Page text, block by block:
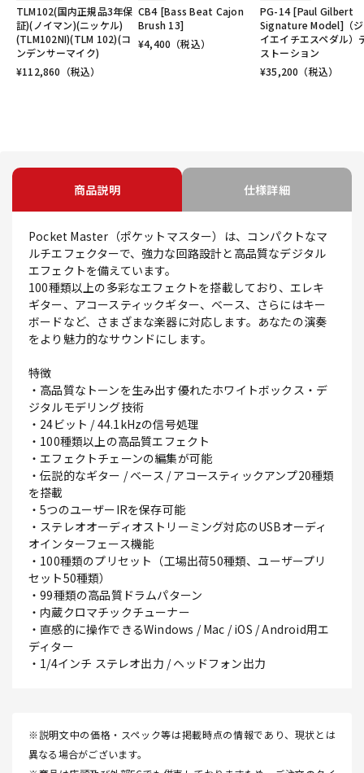
TLM102(国内正規品3年保
証)(ノイマン)(ニッケル)
(TLM102NI)(TLM 102)(コ
ンデンサーマイク)
¥112,860 （税込）
CB4 [Bass Beat Cajon
Brush 13]
¥4,400 （税込）
PG-14 [Paul Gilbert
Signature Model]（
イエイチエスペダル）
ストーション
¥35,200 （税込）
商品説明 仕様詳細
Pocket Master（ポケットマスター）は、コンパクトなマ
ルチエフェクターで、強力な回路設計と高品質なデジタル
エフェクトを備えています。
100種類以上の多彩なエフェクトを搭載しており、エレキ
ギター、アコースティックギター、ベース、さらにはキー
ボードなど、さまざまな楽器に対応します。あなたの演奏
をより魅力的なサウンドにします。
特徴
・高品質なトーンを生み出す優れたホワイトボックス・デ
ジタルモデリング技術
・24ビット / 44.1kHzの信号処理
・100種類以上の高品質エフェクト
・エフェクトチェーンの編集が可能
・伝説的なギター / ベース / アコースティックアンプ20種類
を搭載
・5つのユーザーIRを保存可能
・ステレオオーディオストリーミング対応のUSBオーディ
オインターフェース機能
・100種類のプリセット（工場出荷50種類、ユーザープリ
セット50種類）
・99種類の高品質ドラムパターン
・内蔵クロマチックチューナー
・直感的に操作できるWindows / Mac / iOS / Android用エ
ディター
・1/4インチ ステレオ出力 / ヘッドフォン出力
※説明文中の価格・スペック等は掲載時点の情報であり、現状とは
異なる場合がございます。